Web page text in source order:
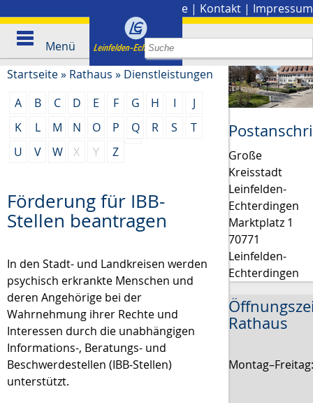
Presse | Kontakt | Impressum
Menü
Startseite» Rathaus » Dienstleistungen
A
B C D E F G H I
J
K
L M N O P Q R S
T
U
V W X Y Z
Förderung für IBB-
Stellen beantragen
In den Stadt- und Landkreisen werden
psychisch erkrankte Menschen und
deren Angehörige bei der
Wahrnehmung ihrer Rechte und
Interessen durch die unabhängigen
Informations-, Beratungs- und
Beschwerdestellen (IBB-Stellen)
unterstützt.
Große
Kreisstadt
Leinfelden-
Echterdingen
Marktplatz 1
70771
Leinfelden-
Echterdingen
Rathaus